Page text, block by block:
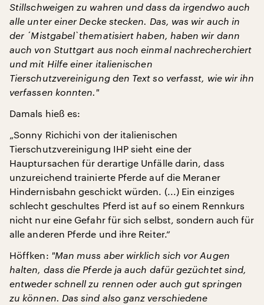
Stillschweigen zu wahren und dass da irgendwo auch
alle unter einer Decke stecken. Das, was wir auch in
der ´Mistgabel`thematisiert haben, haben wir dann
auch von Stuttgart aus noch einmal nachrecherchiert
und mit Hilfe einer italienischen
Tierschutzvereinigung den Text so verfasst, wie wir ihn
verfassen konnten."
Damals hieß es:
„Sonny Richichi von der italienischen
Tierschutzvereinigung IHP sieht eine der
Hauptursachen für derartige Unfälle darin, dass
unzureichend trainierte Pferde auf die Meraner
Hindernisbahn geschickt würden. (...) Ein einziges
schlecht geschultes Pferd ist auf so einem Rennkurs
nicht nur eine Gefahr für sich selbst, sondern auch für
alle anderen Pferde und ihre Reiter.“
Höffken: "Man muss aber wirklich sich vor Augen
halten, dass die Pferde ja auch dafür gezüchtet sind,
entweder schnell zu rennen oder auch gut springen
zu können. Das sind also ganz verschiedene